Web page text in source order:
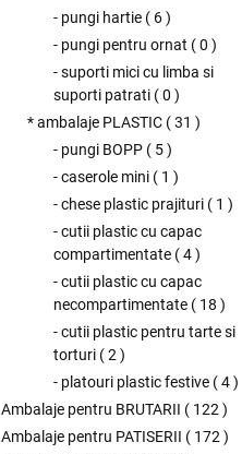
- pungi hartie ( 6)
- pungi pentru ornat (0 )
- suporti mici cu limba si
suporti patrati (0 )
* ambalaje PLASTIC (31 )
- pungi BOPP ( 5)
- caserole mini ( 1 )
- chese plastic prajituri ( 1 )
- cutii plastic cu capac
compartimentate (4)
- cutii plastic cu capac
necompartimentate ( 18 )
- cutii plastic pentru tarte si
torturi (2 )
- platouri plastic festive (4)
Ambalaje pentru BRUTARII ( 122 )
Ambalaje pentru PATISERII ( 172 )